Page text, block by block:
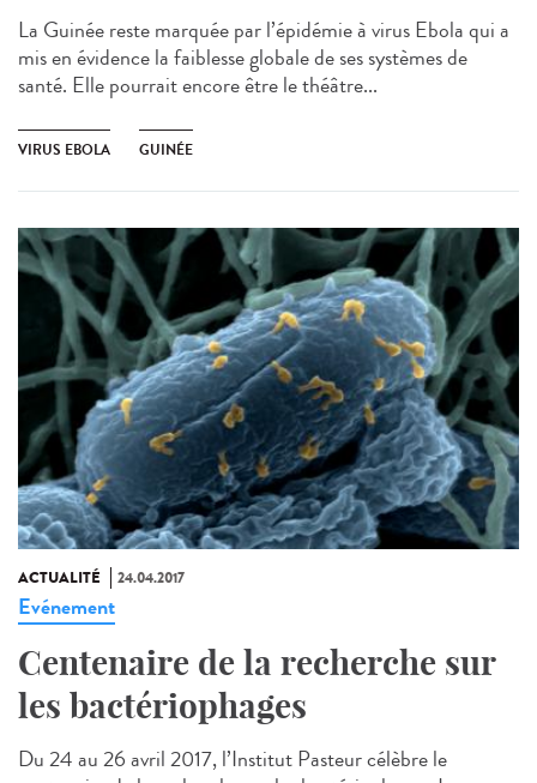
La Guinée reste marquée par l’épidémie à virus Ebola qui a
mis en évidence la faiblesse globale de ses systèmes de
santé. Elle pourrait encore être le théâtre...
VIRUS EBOLA GUINÉE
ACTUALITÉ 24.04.2017
Evénement
Centenaire de la recherche sur
les bactériophages
Du 24 au 26 avril 2017, l’Institut Pasteur célèbre le